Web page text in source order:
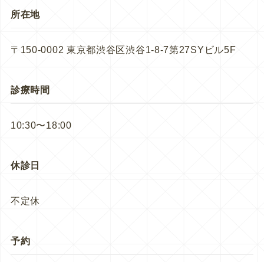
所在地
〒150-0002 東京都渋谷区渋谷1-8-7第27SYビル5F
診療時間
10:30〜18:00
休診日
不定休
予約